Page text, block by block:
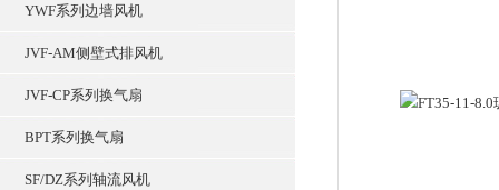
YWF系列边墙风机
JVF-AM侧壁式排风机
JVF-CP系列换气扇
BPT系列换气扇
SF/DZ系列轴流风机